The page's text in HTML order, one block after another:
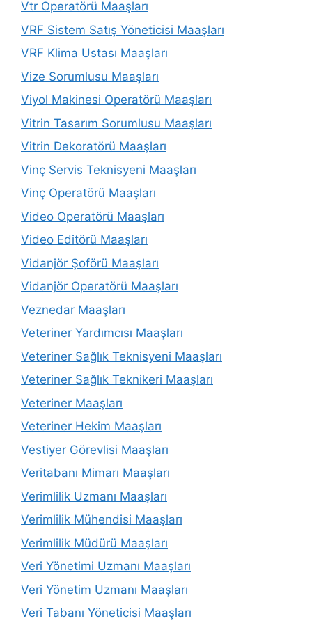
Vtr Operatörü Maaşları
VRF Sistem Satış Yöneticisi Maaşları
VRF Klima Ustası Maaşları
Vize Sorumlusu Maaşları
Viyol Makinesi Operatörü Maaşları
Vitrin Tasarım Sorumlusu Maaşları
Vitrin Dekoratörü Maaşları
Vinç Servis Teknisyeni Maaşları
Vinç Operatörü Maaşları
Video Operatörü Maaşları
Video Editörü Maaşları
Vidanjör Şoförü Maaşları
Vidanjör Operatörü Maaşları
Veznedar Maaşları
Veteriner Yardımcısı Maaşları
Veteriner Sağlık Teknisyeni Maaşları
Veteriner Sağlık Teknikeri Maaşları
Veteriner Maaşları
Veteriner Hekim Maaşları
Vestiyer Görevlisi Maaşları
Veritabanı Mimarı Maaşları
Verimlilik Uzmanı Maaşları
Verimlilik Mühendisi Maaşları
Verimlilik Müdürü Maaşları
Veri Yönetimi Uzmanı Maaşları
Veri Yönetim Uzmanı Maaşları
Veri Tabanı Yöneticisi Maaşları